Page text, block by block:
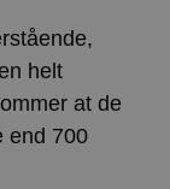
helt
at de
end 700